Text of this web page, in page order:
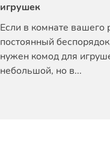
игрушек
Если в комнате вашего
постоянный
нужен комод для
небольшой, но в...